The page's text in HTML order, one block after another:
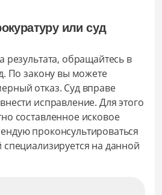
или суд
результата, обращайтесь в
По закону вы можете
отказ. Суд вправе
исправление. Для этого
составленное исковое
проконсультироваться
на данной